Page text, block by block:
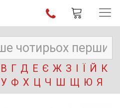
В Г Д Е Є Ж З І Ї Й К
У Ф Х Ц Ч Ш Щ Ю Я